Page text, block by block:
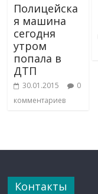
Полицейска
я машина
сегодня
утром
попала в
ДТП
30.01.2015
0
комментариев
Контакты